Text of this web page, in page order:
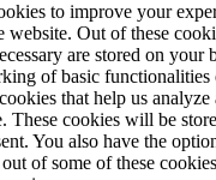
to improve your
website. Out of these
are stored on your
of basic functionalities
that help us
These cookies will be
You also have the
of some of these